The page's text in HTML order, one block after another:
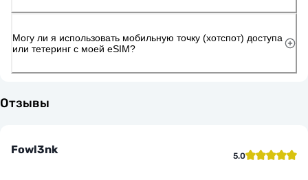
Могу ли я использовать мобильную точку (хотспот) доступа
или тетеринг с моей eSIM?
Отзывы
Fowl3nk 5.0